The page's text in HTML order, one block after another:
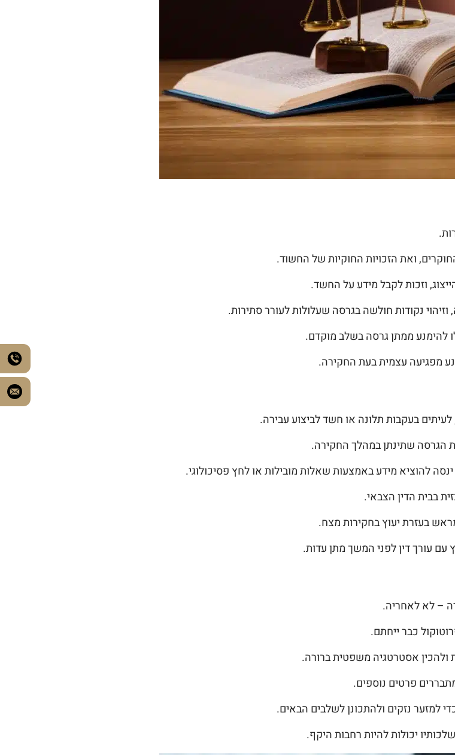
ואת הזכויות החוקיות של החשוד.
וזכות לקבל מידע על החשד.
נקודות חולשה בגרסה שעלולות לעורר סתירות.
להימנע ממתן גרסה בשלב מוקדם.
מפגיעה עצמית בעת החקירה.
בעקבות תלונה או חשד לביצוע עבירה.
הגרסה שתינתן במהלך החקירה.
להוציא מידע באמצעות שאלות מובילות או לחץ פסיכולוגי.
בבית הדין הצבאי.
בעזרת יעוץ בחקירות מצח.
עורך דין לפני המשך מתן עדות.
– לא לאחריה.
כבר ייחתם.
ולהכין אסטרטגיה משפטית ברורה.
פרטים נוספים.
למזער נזקים ולהתכונן לשלבים הבאים.
יכולות להיות רחבות היקף.